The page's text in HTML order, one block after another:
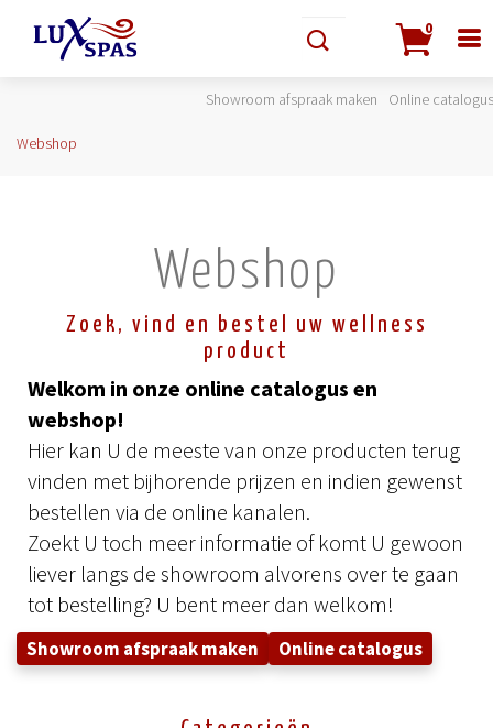
0
Showroom afspraak maken Online catalogus
Webshop
Webshop
Zoek, vind en bestel uw wellness
product
Welkom in onze online catalogus en
webshop!
Hier kan U de meeste van onze producten terug
vinden met bijhorende prijzen en indien gewenst
bestellen via de online kanalen.
Zoekt U toch meer informatie of komt U gewoon
liever langs de showroom alvorens over te gaan
tot bestelling? U bent meer dan welkom!
Showroom afspraak maken Online catalogus